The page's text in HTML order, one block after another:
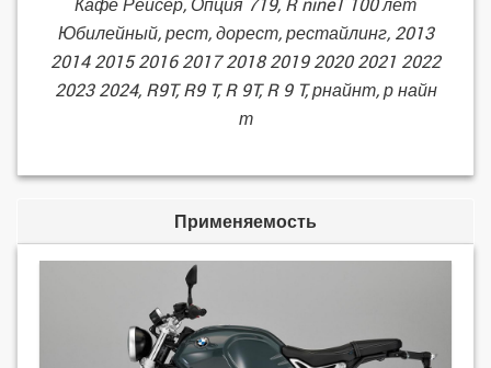
Юбилейный, рест, дорест, рестайлинг, 2013
2014 2015 2016 2017 2018 2019 2020 2021 2022
2023 2024, R9T, R9 T, R 9T, R 9 T, рнайнт, р найн
т
Применяемость